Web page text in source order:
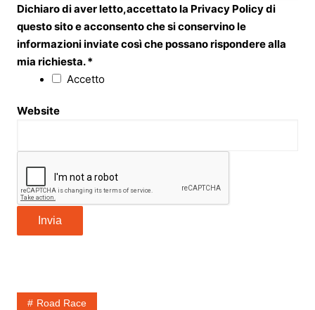
Dichiaro di aver letto,accettato la Privacy Policy di
questo sito e acconsento che si conservino le
informazioni inviate così che possano rispondere alla
mia richiesta.*
Accetto
Website
Invia
Road Race